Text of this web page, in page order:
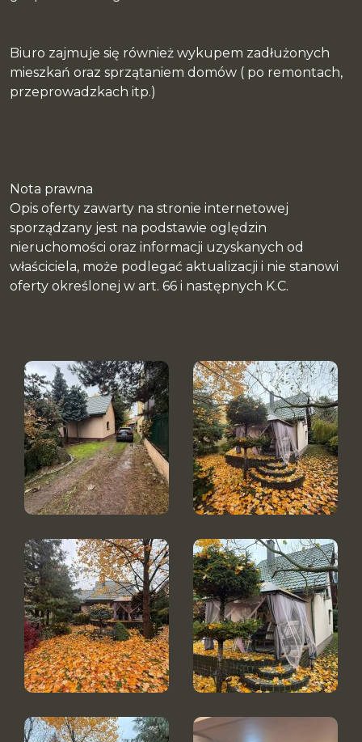
Biuro zajmuje się również wykupem zadłużonych
mieszkań oraz sprzątaniem domów ( po remontach,
przeprowadzkach itp.)
Nota prawna
Opis oferty zawarty na stronie internetowej
sporządzany jest na podstawie oględzin
nieruchomości oraz informacji uzyskanych od
właściciela, może podlegać aktualizacji i nie stanowi
oferty określonej w art. 66 i następnych K.C.